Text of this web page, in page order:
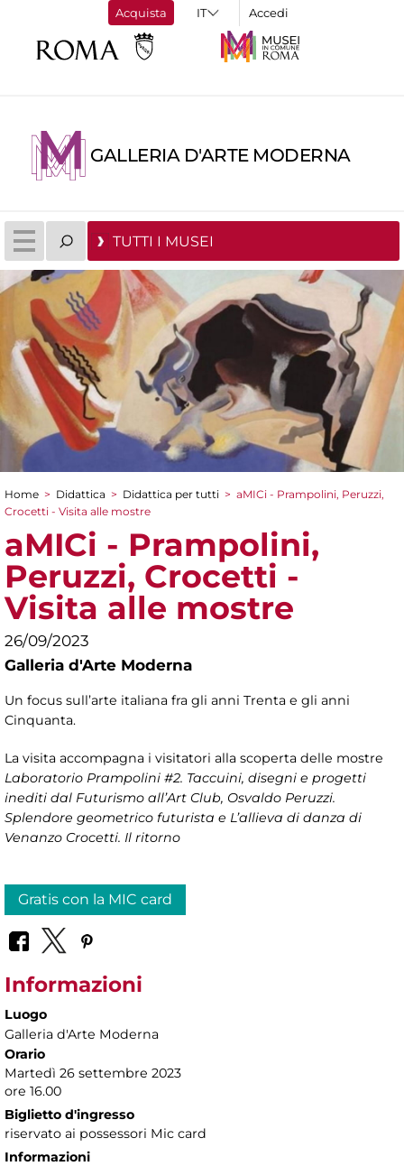
Acquista Accedi
GALLERIA D'ARTE MODERNA
TUTTI I MUSEI
Tu sei qui
Home > Didattica > Didattica per tutti > aMICi - Prampolini, Peruzzi,
Crocetti - Visita alle mostre
aMICi - Prampolini,
Peruzzi, Crocetti -
Visita alle mostre
26/09/2023
Galleria d'Arte Moderna
Un focus sull’arte italiana fra gli anni Trenta e gli anni
Cinquanta.
La visita accompagna i visitatori alla scoperta delle mostre
Laboratorio Prampolini #2. Taccuini, disegni e progetti
inediti dal Futurismo all’Art Club, Osvaldo Peruzzi.
Splendore geometrico futurista e L’allieva di danza di
Venanzo Crocetti. Il ritorno
Gratis con la MIC card
Informazioni
Luogo
Galleria d'Arte Moderna
Orario
Martedì 26 settembre 2023
ore 16.00
Biglietto d'ingresso
riservato ai possessori Mic card
Informazioni